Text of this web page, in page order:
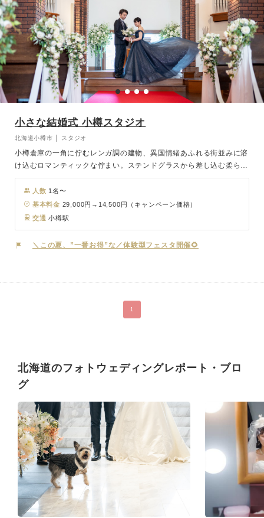
小さな結婚式 小樽スタジオ
北海道小樽市 │ スタジオ
小樽倉庫の一角に佇むレンガ調の建物、異国情緒あふれる街並みに溶
け込むロマンティックな佇まい。ステンドグラスから差し込む柔らか
な光と、重厚感と可愛らしさを兼ね備えた空間が魅力です。小樽運河
にほど近く、ロケーション撮影にも絶好の立地です。
人数 1名〜
基本料金 29,000円→14,500円（キャンペーン価格）
交通 小樽駅
＼この夏、”一番お得”な／体験型フェスタ開催🌻
1
北海道のフォトウェディングレポート・ブロ
グ